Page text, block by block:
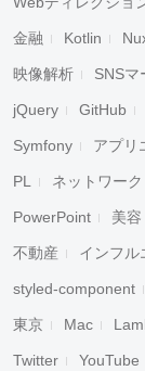
金融 Kotlin
映像解析 SNSマ
jQuery GitHub
Symfony アプリ
PL ネットワーク
PowerPoint 美容
不動産 インフル
styled-component
東京 Mac
Twitter YouTube